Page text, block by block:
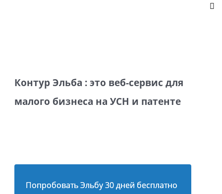
Контур Эльба : это веб-сервис для
малого бизнеса на УСН и патенте
Попробовать Эльбу 30 дней бесплатно